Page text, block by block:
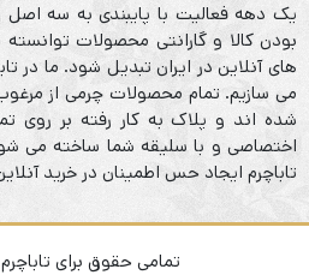
یک دهه فعالیت با پایبندی به سه
بودن کالا و گارانتی محصولات توانسته
های آنلاین در ایران تبدیل شود. ما در
می سازیم. تمام محصولات چرمی از
شده اند و پلاک به کار رفته بر روی
اختصاصی و با سلیقه شما ساخته می
تاباچرم ایجاد حس اطمینان در خرید
تمامی حقوق برای